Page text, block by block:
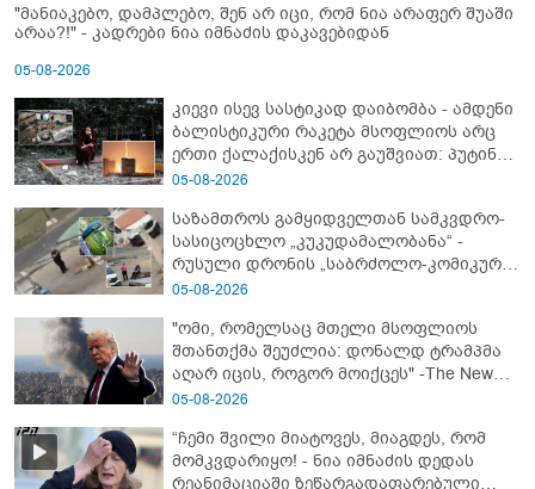
"მანიაკებო, დამპლებო, შენ არ იცი, რომ ნია არაფერ შუაში
არაა?!" - კადრები ნია იმნაძის დაკავებიდან
05-08-2026
კიევი ისევ სასტიკად დაიბომბა - ამდენი
ბალისტიკური რაკეტა მსოფლიოს არც
ერთი ქალაქისკენ არ გაუშვიათ: პუტინის
ახალი ანტირეკორდი
05-08-2026
საზამთროს გამყიდველთან სამკვდრო-
სასიცოცხლო „კუკუდამალობანა“ -
რუსული დრონის „საბრძოლო-კომიკური“
ვიდეო
05-08-2026
"ომი, რომელსაც მთელი მსოფლიოს
შთანთქმა შეუძლია: დონალდ ტრამპმა
აღარ იცის, როგორ მოიქცეს" -The New
York Times
05-08-2026
“ჩემი შვილი მიატოვეს, მიაგდეს, რომ
მომკვდარიყო! - ნია იმნაძის დედას
რეანიმაციაში ზეწარგადაფარებული